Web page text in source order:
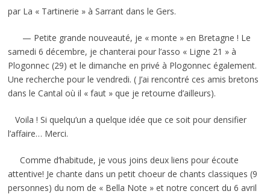
par La « Tartinerie » à Sarrant dans le Gers.
— Petite grande nouveauté, je « monte » en Bretagne ! Le
samedi 6 décembre, je chanterai pour l’asso « Ligne 21 » à
Plogonnec (29) et le dimanche en privé à Plogonnec également.
Une recherche pour le vendredi. ( J’ai rencontré ces amis bretons
dans le Cantal où il « faut » que je retourne d’ailleurs).
Voila ! Si quelqu’un a quelque idée que ce soit pour densifier
l’affaire… Merci.
Comme d’habitude, je vous joins deux liens pour écoute
attentive! Je chante dans un petit choeur de chants classiques (9
personnes) du nom de « Bella Note » et notre concert du 6 avril